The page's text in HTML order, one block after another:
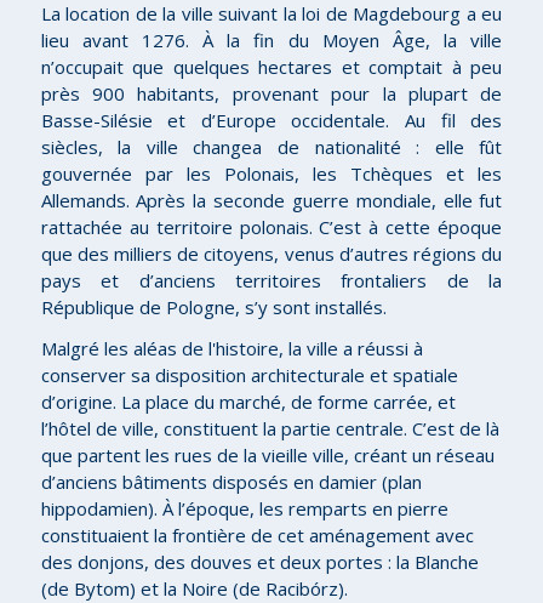
La location de la ville suivant la loi de Magdebourg a eu
lieu avant 1276. À la fin du Moyen Âge, la ville
n’occupait que quelques hectares et comptait à peu
près 900 habitants, provenant pour la plupart de
Basse-Silésie et d’Europe occidentale. Au fil des
siècles, la ville changea de nationalité : elle fût
gouvernée par les Polonais, les Tchèques et les
Allemands. Après la seconde guerre mondiale, elle fut
rattachée au territoire polonais. C’est à cette époque
que des milliers de citoyens, venus d’autres régions du
pays et d’anciens territoires frontaliers de la
République de Pologne, s’y sont installés.
Malgré les aléas de l'histoire, la ville a réussi à
conserver sa disposition architecturale et spatiale
d’origine. La place du marché, de forme carrée, et
l’hôtel de ville, constituent la partie centrale. C’est de là
que partent les rues de la vieille ville, créant un réseau
d’anciens bâtiments disposés en damier (plan
hippodamien). À l’époque, les remparts en pierre
constituaient la frontière de cet aménagement avec
des donjons, des douves et deux portes : la Blanche
(de Bytom) et la Noire (de Racibórz).